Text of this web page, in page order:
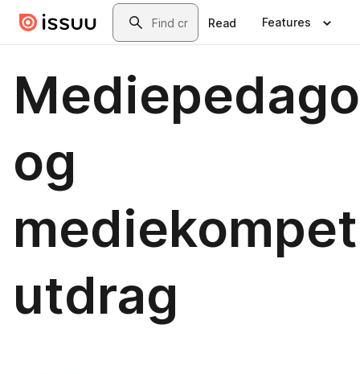
Skip to main contentSearch
Read Features
og
utdrag